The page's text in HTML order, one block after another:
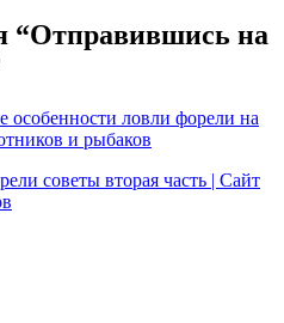
“Отправившись на
особенности ловли форели на
и рыбаков
советы вторая часть | Сайт